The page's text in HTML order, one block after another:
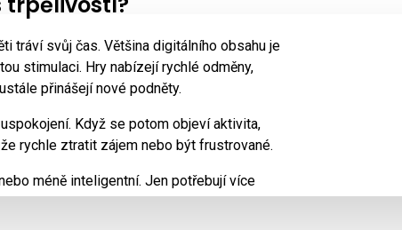
tráví svůj čas. Většina digitálního obsahu je
stimulaci. Hry nabízejí rychlé odměny,
přinášejí nové podněty.
Když se potom objeví aktivita,
rychle ztratit zájem nebo být frustrované.
méně inteligentní. Jen potřebují více